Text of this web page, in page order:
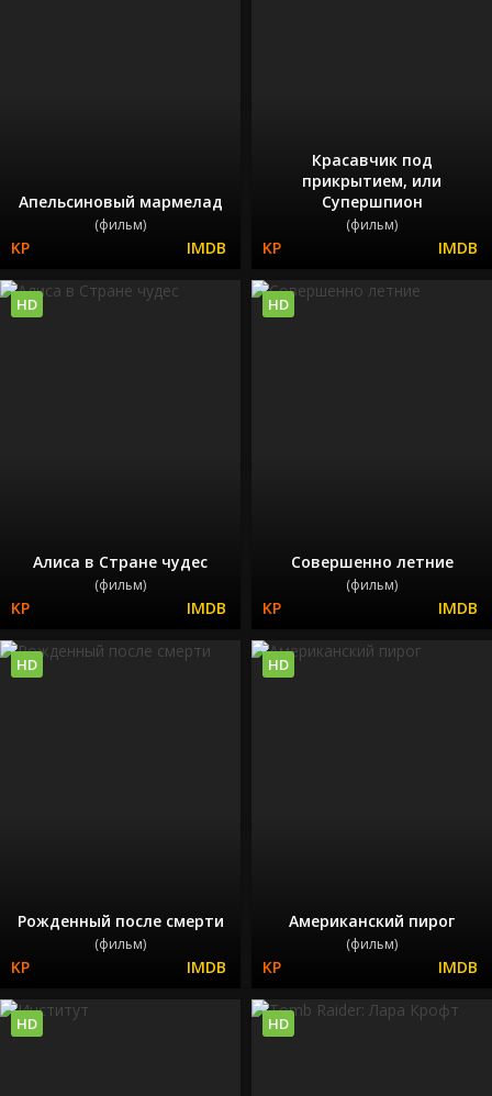
Апельсиновый мармелад
(фильм)
Красавчик под
прикрытием, или
Супершпион
(фильм)
Алиса в Стране чудес
(фильм)
HD
Совершенно летние
(фильм)
HD
Рожденный после смерти
(фильм)
HD
Американский пирог
(фильм)
HD
HD HD